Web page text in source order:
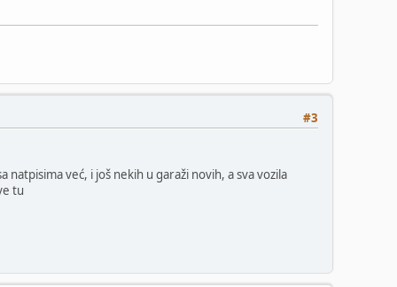
#3
već, i još nekih u garaži novih, a sva vozila
tu